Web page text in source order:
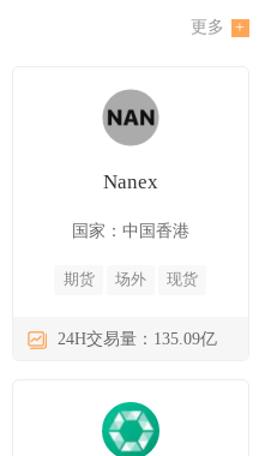
更多
Nanex
国家：中国香港
期货 场外 现货
24H交易量：135.09亿